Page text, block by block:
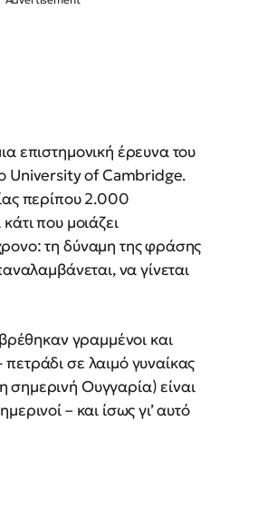
επιστημονική έρευνα του
University of Cambridge.
περίπου 2.000
που μοιάζει
τη δύναμη της φράσης
να γίνεται
γραμμένοι και
σε λαιμό γυναίκας
σημερινή Ουγγαρία) είναι
– και ίσως γι’ αυτό